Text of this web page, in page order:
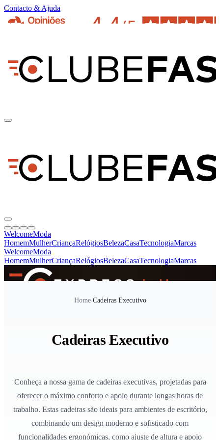
Contacto & Ajuda
WelcomeModa
HomemMulherCriançaRelógiosBelezaCasaTecnologiaMarcas
WelcomeModa
HomemMulherCriançaRelógiosBelezaCasaTecnologiaMarcas
Home/Cadeiras Executivo
Cadeiras Executivo
Conheça a nossa gama de cadeiras executivas, projetadas para
oferecer o máximo conforto e apoio durante longas horas de
trabalho. Estas cadeiras são ideais para ambientes de escritório,
combinando um design moderno e sofisticado com
funcionalidades ergonómicas, como ajuste de altura e apoio